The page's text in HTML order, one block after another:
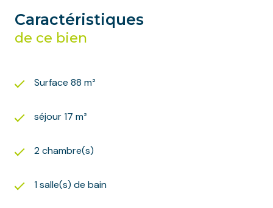
Caractéristiques
de ce bien
Surface 88 m²
séjour 17 m²
2 chambre(s)
1 salle(s) de bain